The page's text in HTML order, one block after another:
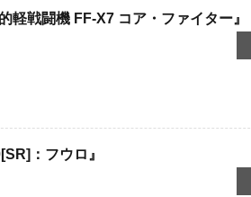
軽戦闘機 ​FF-X7 ​コア・ファイター』
：フウロ』